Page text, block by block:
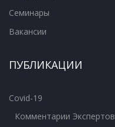
Семинары
Вакансии
ПУБЛИКАЦИИ
Covid-19
Комментарии Экспертов